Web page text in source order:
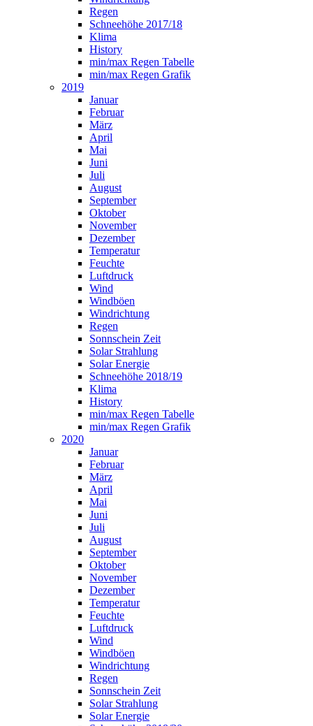
Regen
Schneehöhe 2017/18
Klima
History
min/max Regen Tabelle
min/max Regen Grafik
2019
Januar
Februar
März
April
Mai
Juni
Juli
August
September
Oktober
November
Dezember
Temperatur
Feuchte
Luftdruck
Wind
Windböen
Windrichtung
Regen
Sonnschein Zeit
Solar Strahlung
Solar Energie
Schneehöhe 2018/19
Klima
History
min/max Regen Tabelle
min/max Regen Grafik
2020
Januar
Februar
März
April
Mai
Juni
Juli
August
September
Oktober
November
Dezember
Temperatur
Feuchte
Luftdruck
Wind
Windböen
Windrichtung
Regen
Sonnschein Zeit
Solar Strahlung
Solar Energie